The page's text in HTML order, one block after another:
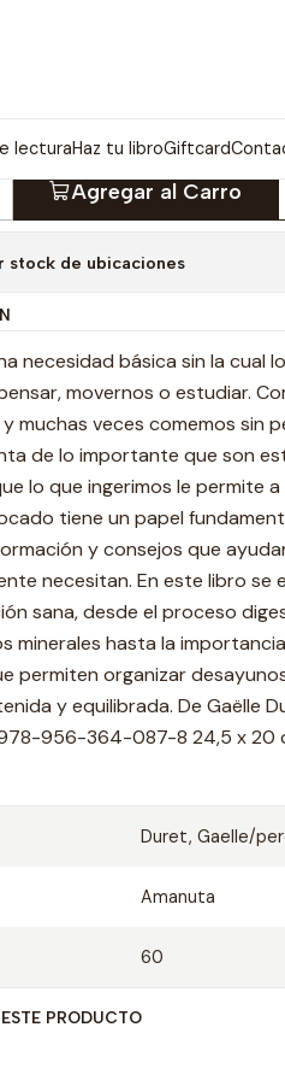
lecturaHaz tu libroGiftcard
TU CUERPO
Agregar al Carro
stock de ubicaciones
necesidad básica sin la cual
movernos o estudiar.
muchas veces comemos sin
de lo importante que son
lo que ingerimos le permite
tiene un papel
y consejos que
necesitan. En este libro se
sana, desde el proceso
minerales hasta la
permiten organizar
y equilibrada. De Gaëlle
978-956-364-087-8 24,5 x 20
Duret, Gaelle/
Amanuta
60
PRODUCTO